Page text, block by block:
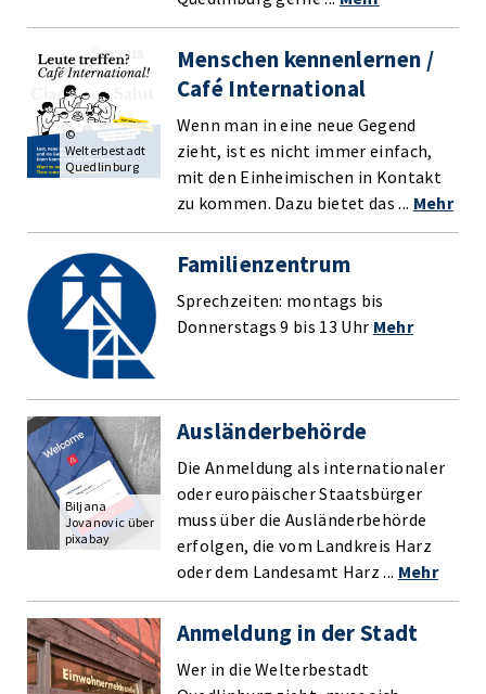
Menschen kennenlernen /
Café International
Wenn man in eine neue Gegend
zieht, ist es nicht immer einfach,
mit den Einheimischen in Kontakt
zu kommen. Dazu bietet das ... Mehr
©
Welterbestadt
Quedlinburg
Familienzentrum
Sprechzeiten: montags bis
Donnerstags 9 bis 13 Uhr Mehr
Ausländerbehörde
Die Anmeldung als internationaler
oder europäischer Staatsbürger
muss über die Ausländerbehörde
erfolgen, die vom Landkreis Harz
oder dem Landesamt Harz ... Mehr
Biljana
Jovanovic über
pixabay
Anmeldung in der Stadt
Wer in die Welterbestadt